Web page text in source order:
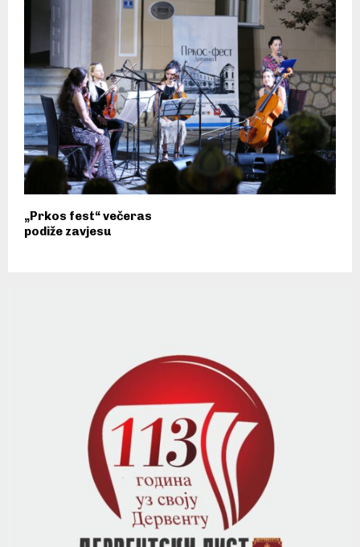
„Prkos fest“ večeras
podiže zavjesu